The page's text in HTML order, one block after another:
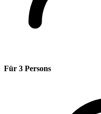
Für 3 Persons